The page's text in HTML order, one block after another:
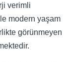
verimli
modern yaşam
görünmeyen